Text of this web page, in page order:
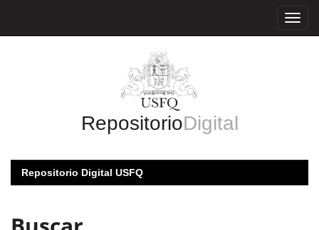
RepositorioDigital
Repositorio Digital USFQ